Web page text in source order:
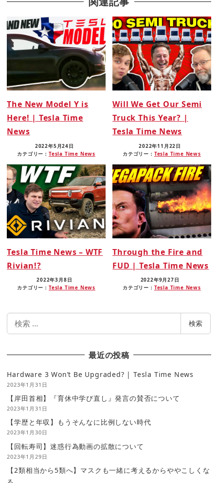
The New Model Y is
Here! | Tesla Time
News
2022年5月24日
カテゴリー： Tesla Time News
Will We Get Our Semi
Truck This Year? |
Tesla Time News
2022年11月22日
カテゴリー： Tesla Time News
Tesla Time News – WTF
Rivian!?
2022年3月8日
カテゴリー： Tesla Time News
Through the Fire and
FUD | Tesla Time News
2022年9月27日
カテゴリー： Tesla Time News
検
検索
最近の投稿
Hardware 3 Won’t Be Upgraded? | Tesla Time News
2023年1月31日
【岸田首相】『育休中学び直し』発言の賛否について
2023年1月31日
【学歴と年収】もうそんなに比例しない時代
2023年1月30日
【回転寿司】迷惑行為動画の拡散について
2023年1月29日
【2類相当から5類へ】マスクも一緒に考えるからややこしくな